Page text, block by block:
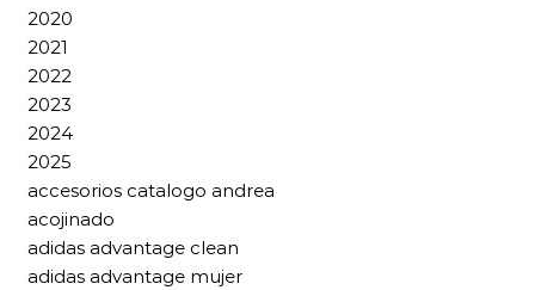
2020
2021
2022
2023
2024
2025
accesorios catalogo andrea
acojinado
adidas advantage clean
adidas advantage mujer